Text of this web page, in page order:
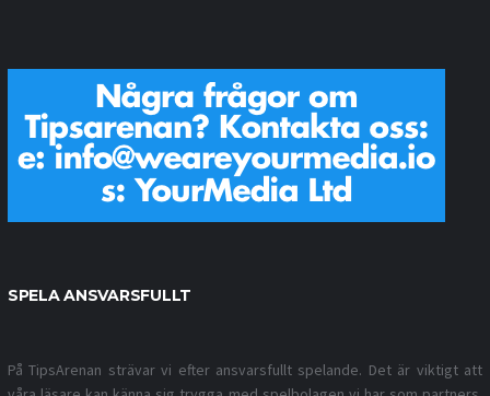
SPELA ANSVARSFULLT
På TipsArenan strävar vi efter ansvarsfullt spelande. Det är viktigt att